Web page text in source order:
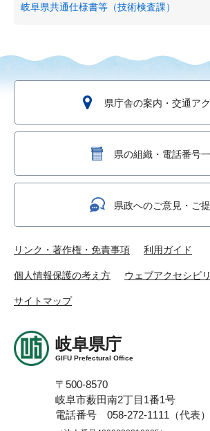
岐阜県共通仕様書等（技術検査課）
県庁舎の案内・交通ア
県の組織・電話番号
県政へのご意見・ご
リンク・著作権・免責事項 利用ガイド
個人情報保護の考え方 ウェブアクセシビ
サイトマップ
岐阜県庁
GIFU Prefectural Office
〒500-8570
岐阜市薮田南2丁目1番1号
電話番号 058-272-1111（代表）